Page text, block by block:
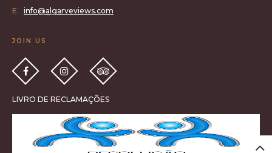
E. info@algarveviews.com
JOIN US
LIVRO DE RECLAMAÇÕES